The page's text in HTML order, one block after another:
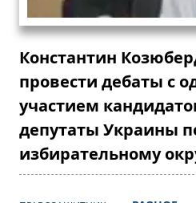
Константин
провести дебаты с
участием
депутаты Украины
избирательному